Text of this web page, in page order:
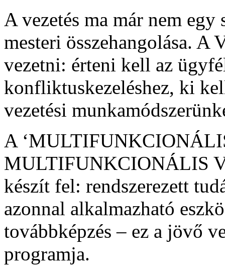
A vezetés ma már nem egy
mesteri összehangolása.
vezetni: érteni kell az
konfliktuskezeléshez, ki
vezetési
A
MULTIFUNKCIONÁLIS
készít fel: rendszerezett
azonnal alkalmazható
továbbképzés – ez a jövő
programja.